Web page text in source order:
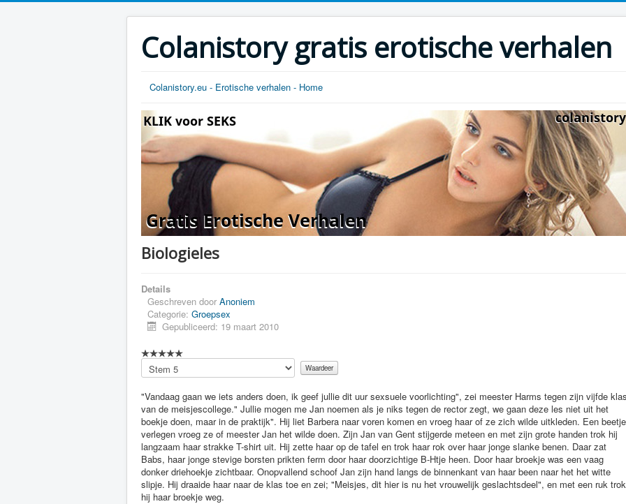
Colanistory gratis erotische verhalen
Colanistory.eu - Erotische verhalen - Home
Biologieles
Details
Geschreven door Anoniem
Categorie: Groepsex
Gepubliceerd: 19 maart 2010
Voeg
waardering
"Vandaag gaan we iets anders doen, ik geef jullie dit uur sexsuele voorlichting", zei meester Harms tegen zijn vijfde
van de meisjescollege." Jullie mogen me Jan noemen als je niks tegen de rector zegt, we gaan deze les niet uit het
boekje doen, maar in de praktijk". Hij liet Barbera naar voren komen en vroeg haar of ze zich wilde uitkleden. Een beetje
verlegen vroeg ze of meester Jan het wilde doen. Zijn Jan van Gent stijgerde meteen en met zijn grote handen trok hij
langzaam haar strakke T-shirt uit. Hij zette haar op de tafel en trok haar rok over haar jonge slanke benen. Daar zat
Babs, haar jonge stevige borsten prikten ferm door haar doorzichtige B-Htje heen. Door haar broekje was een vaag
donker driehoekje zichtbaar. Onopvallend schoof Jan zijn hand langs de binnenkant van haar been naar het het witte
slipje. Hij draaide haar naar de klas toe en zei; "Meisjes, dit hier is nu het vrouwelijk geslachtsdeel", en met een ruk trok
hij haar broekje weg.